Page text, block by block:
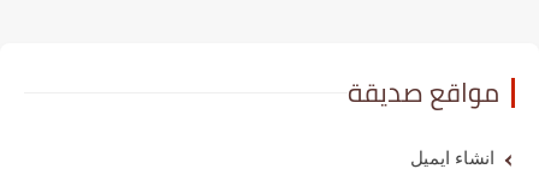
مواقع صديقة
انشاء ايميل